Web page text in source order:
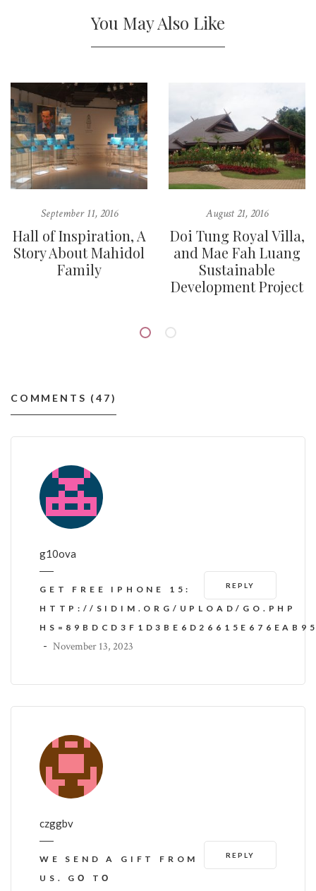
You May Also Like
September 11, 2016
Hall of Inspiration, A
Story About Mahidol
Family
August 21, 2016
Doi Tung Royal Villa,
and Mae Fah Luang
Sustainable
Development Project
COMMENTS (47)
g10ova
REPLY
GET FREE IPHONE 15:
HTTP://SIDIM.ORG/UPLOAD/GO.PHP
- November 13, 2023
czggbv
REPLY
WE SEND A GIFT FROM
US. GО TО